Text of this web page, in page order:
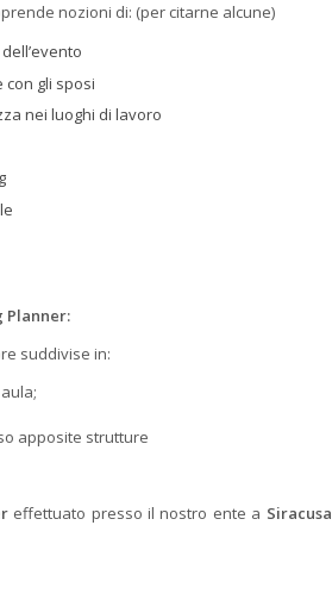
nozioni di: (per citarne alcune)
gli sposi
nei luoghi di lavoro
Planner:
suddivise in:
apposite strutture
effettuato presso il nostro ente a Siracusa